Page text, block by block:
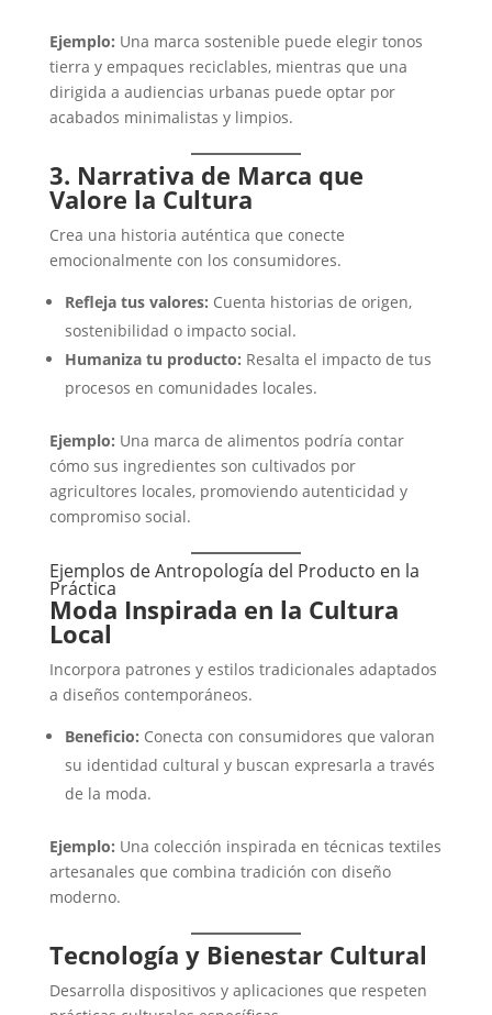
Ejemplo: Una marca sostenible puede elegir tonos
tierra y empaques reciclables, mientras que una
dirigida a audiencias urbanas puede optar por
acabados minimalistas y limpios.
3. Narrativa de Marca que
Valore la Cultura
Crea una historia auténtica que conecte
emocionalmente con los consumidores.
Refleja tus valores: Cuenta historias de origen,
sostenibilidad o impacto social.
Humaniza tu producto: Resalta el impacto de tus
procesos en comunidades locales.
Ejemplo: Una marca de alimentos podría contar
cómo sus ingredientes son cultivados por
agricultores locales, promoviendo autenticidad y
compromiso social.
Ejemplos de Antropología del Producto en la
Práctica
Moda Inspirada en la Cultura
Local
Incorpora patrones y estilos tradicionales adaptados
a diseños contemporáneos.
Beneficio: Conecta con consumidores que valoran
su identidad cultural y buscan expresarla a través
de la moda.
Ejemplo: Una colección inspirada en técnicas textiles
artesanales que combina tradición con diseño
moderno.
Tecnología y Bienestar Cultural
Desarrolla dispositivos y aplicaciones que respeten